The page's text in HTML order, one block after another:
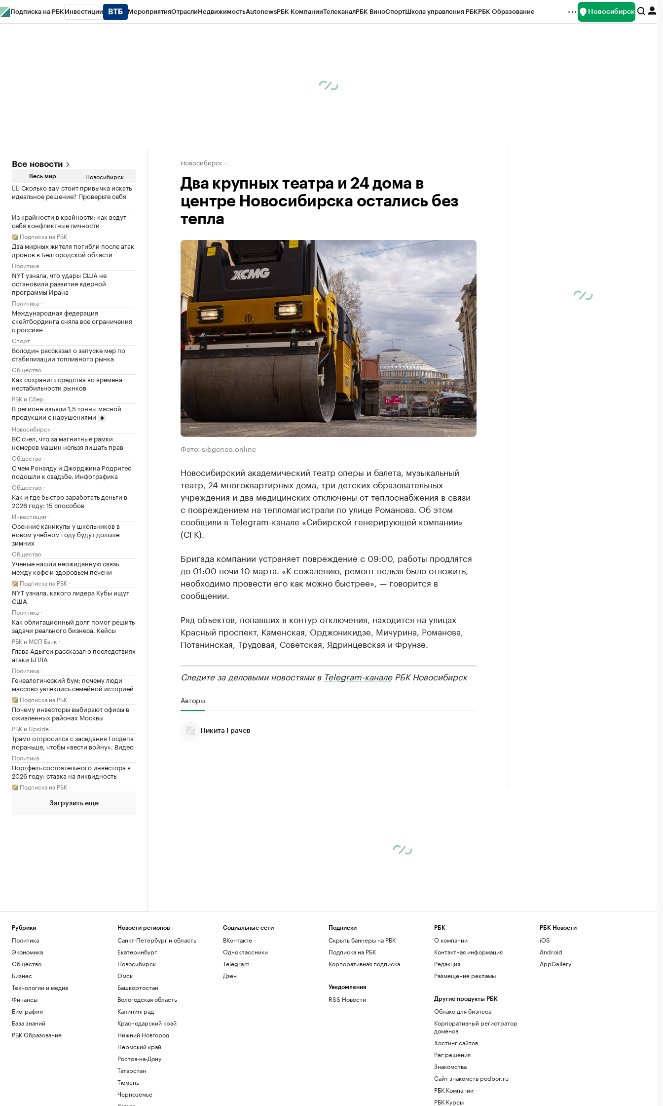
Подписка на РБК Инвестиции МероприятияОтраслиНедвижимостьAutonewsРБК КомпанииТелеканалРБК ВиноСпортШкола управления РБКРБК Образование Новосибирск
Все новости
Весь мир Новосибирск
✍🏻 Сколько вам стоит привычка искать
идеальное решение? Проверьте себя
Из крайности в крайности: как ведут
себя конфликтные личности
Подписка на РБК
Два мирных жителя погибли после атак
дронов в Белгородской области
Политика
NYT узнала, что удары США не
остановили развитие ядерной
программы Ирана
Политика
Международная федерация
скейтбординга сняла все ограничения
с россиян
Спорт
Володин рассказал о запуске мер по
стабилизации топливного рынка
Общество
Как сохранить средства во времена
нестабильности рынков
РБК и Сбер
В регионе изъяли 1,5 тонны мясной
продукции с нарушениями
Новосибирск
ВС счел, что за магнитные рамки
номеров машин нельзя лишать прав
Общество
С чем Роналду и Джорджина Родригес
подошли к свадьбе. Инфографика
Общество
Как и где быстро заработать деньги в
2026 году: 15 способов
Инвестиции
Осенние каникулы у школьников в
новом учебном году будут дольше
зимних
Общество
Ученые нашли неожиданную связь
между кофе и здоровьем печени
Подписка на РБК
NYT узнала, какого лидера Кубы ищут
США
Политика
Как облигационный долг помог решить
задачи реального бизнеса. Кейсы
РБК и МСП Банк
Глава Адыгеи рассказал о последствиях
атаки БПЛА
Политика
Генеалогический бум: почему люди
массово увлеклись семейной историей
Подписка на РБК
Почему инвесторы выбирают офисы в
оживленных районах Москвы
РБК и Upside
Трамп отпросился с заседания Госдепа
пораньше, чтобы «вести войну». Видео
Политика
Портфель состоятельного инвестора в
2026 году: ставка на ликвидность
Подписка на РБК
Загрузить еще
Новосибирск
Два крупных театра и 24 дома в
центре Новосибирска остались без
тепла
Фото: sibgenco.online
Новосибирский академический театр оперы и балета, музыкальный
театр, 24 многоквартирных дома, три детских образовательных
учреждения и два медицинских отключены от теплоснабжения в связи
с повреждением на тепломагистрали по улице Романова. Об этом
сообщили в Telegram-канале «Сибирской генерирующей компании»
(СГК).
Бригада компании устраняет повреждение с 09:00, работы продлятся
до 01:00 ночи 10 марта. «К сожалению, ремонт нельзя было отложить,
необходимо провести его как можно быстрее», — говорится в
сообщении.
Ряд объектов, попавших в контур отключения, находится на улицах
Красный проспект, Каменская, Орджоникидзе, Мичурина, Романова,
Потанинская, Трудовая, Советская, Ядринцевская и Фрунзе.
Следите за деловыми новостями в Telegram-каналеРБК Новосибирск
Авторы
Никита Грачев
Рубрики
Политика
Экономика
Общество
Бизнес
Технологии и медиа
Финансы
Биографии
База знаний
РБК Образование
Новости регионов
Санкт-Петербург и область
Екатеринбург
Новосибирск
Омск
Башкортостан
Вологодская область
Калининград
Краснодарский край
Нижний Новгород
Пермский край
Ростов-на-Дону
Татарстан
Тюмень
Черноземье
Социальные сети
ВКонтакте
Одноклассники
Telegram
Дзен
Подписки
Скрыть баннеры на РБК
Подписка на РБК
Корпоративная подписка
Уведомления
RSS Новости
РБК
О компании
Контактная информация
Редакция
Размещение рекламы
Другие продукты РБК
Облако для бизнеса
Корпоративный регистратор
доменов
Хостинг сайтов
Рег.решения
Знакомства
Сайт знакомств podbor.ru
РБК Компании
РБК Курсы
РБК Новости
iOS
Android
AppGallery